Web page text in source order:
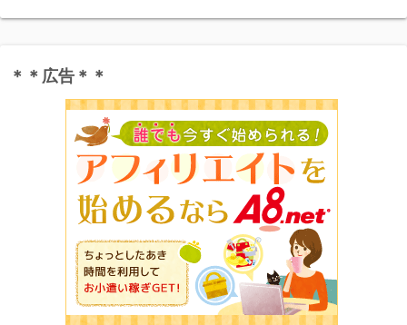
＊＊広告＊＊